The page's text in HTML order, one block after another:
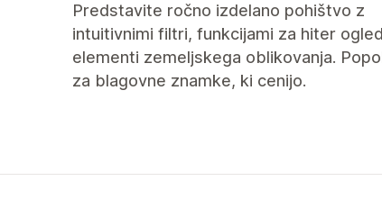
Predstavite ročno izdelano pohištvo z
intuitivnimi filtri, funkcijami za hiter
elementi zemeljskega oblikovanja.
za blagovne znamke, ki cenijo.